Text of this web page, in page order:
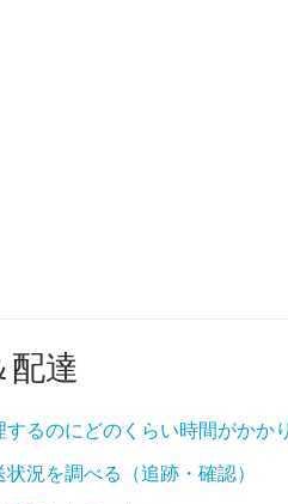
配達
るのにどのくらい時間がかか
況を調べる（追跡・確認）